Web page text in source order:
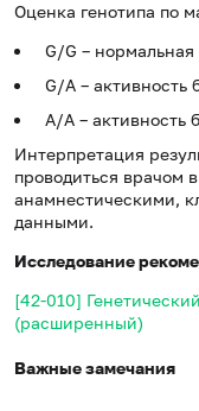
Оценка генотипа по
G/G – нормальная
G/A – активность
A/A – активность
Интерпретация
проводиться врачом
анамнестическими,
данными.
Исследование
[42-010]
(расширенный)
Важные замечания